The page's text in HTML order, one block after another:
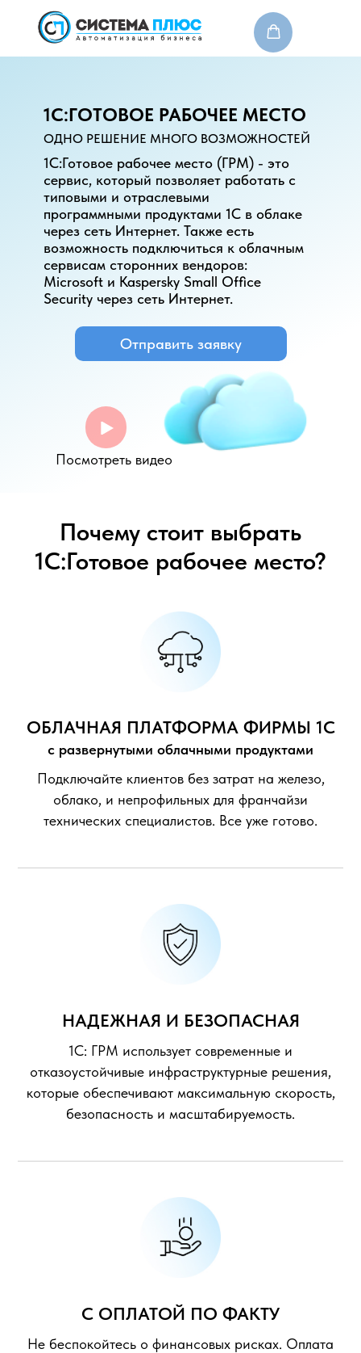
Продукты 1С Торговое
О нас
Продукты и сервисы 1С
1C:ГОТОВОЕ РАБОЧЕЕ МЕСТО
ОДНО РЕШЕНИЕ МНОГО ВОЗМОЖНОСТЕЙ
Посмотреть видео
Отправить заявку
1С:Готовое рабочее место (ГРМ) - это
сервис, который позволяет работать с
типовыми и отраслевыми
программными продуктами 1С в облаке
через сеть Интернет. Также есть
возможность подключиться к облачным
сервисам сторонних вендоров:
Microsoft и Kaspersky Small Office
Security через сеть Интернет.
Почему стоит выбрать
1С:Готовое рабочее место?
ОБЛАЧНАЯ ПЛАТФОРМА ФИРМЫ 1С
с развернутыми облачными продуктами
Подключайте клиентов без затрат на железо,
облако, и непрофильных для франчайзи
технических специалистов. Все уже готово.
НАДЕЖНАЯ И БЕЗОПАСНАЯ
1С: ГРМ использует современные и
отказоустойчивые инфраструктурные решения,
которые обеспечивают максимальную скорость,
безопасность и масштабируемость.
С ОПЛАТОЙ ПО ФАКТУ
Не беспокойтесь о финансовых рисках. Оплата